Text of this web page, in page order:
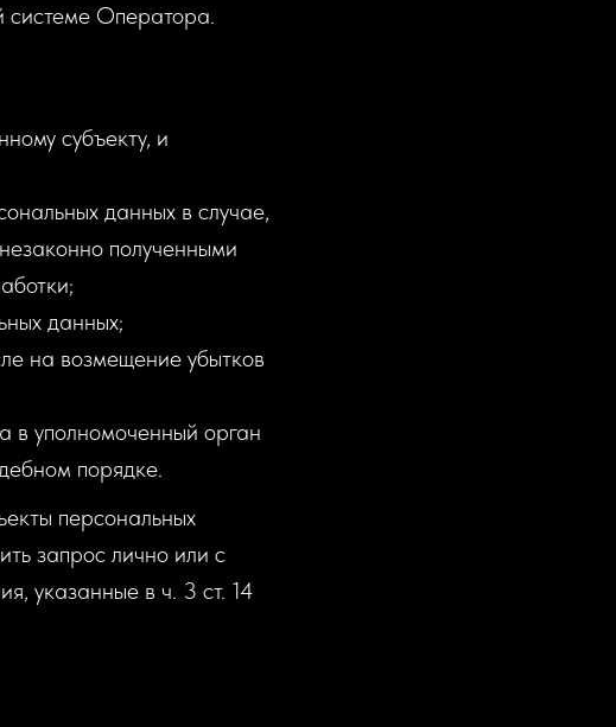
системе Оператора.
субъекту, и
данных в случае,
полученными
данных;
на возмещение убытков
в уполномоченный орган
порядке.
персональных
запрос лично или с
указанные в ч. 3 ст. 14